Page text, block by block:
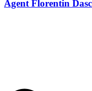
Agent Florentin